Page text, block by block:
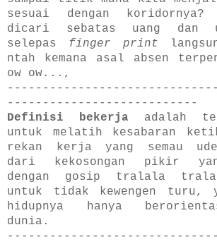
sesuai dengan koridornya?
dicari sebatas uang dan
selepas finger print
ntah kemana asal absen
ow ow...,
---------------------------
Definisi bekerja adalah
untuk melatih kesabaran
rekan kerja yang semau
dari kekosongan pikir
dengan gosip tralala
untuk tidak kewengen turu,
hidupnya hanya
dunia.